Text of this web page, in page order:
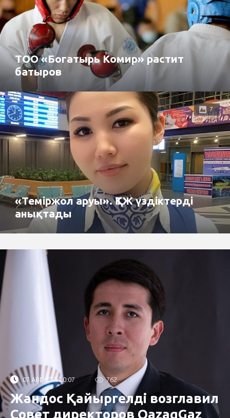
ТОО «Богатырь Комир» растит
батыров
7
«Теміржол аруы». ҚТЖ үздіктерді
анықтады
07 АВГУСТА 20:07 762
Жандос Қайыргелді возглавил
Совет директоров QazaqGaz